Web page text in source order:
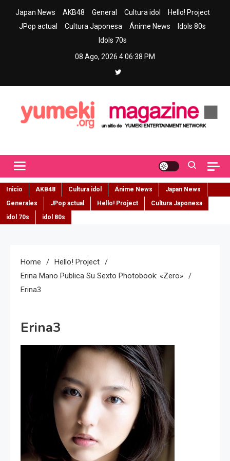
Japan News AKB48 General Cultura idol
Hello! Project
JPop actual
Cultura Japonesa Ánime News
Idols 80s
Idols 70s
08 Ago, 2026 4:06:39 PM
Inicio AKB48 Cultura idol Ánime News
Japan News
Generales
JPop actual Hello! Project
Cultura Japonesa
idol 70s
idol 80s
Home
Hello! Project
Erina Mano Publica Su Sexto Photobook: «Zero»
Erina3
Erina3